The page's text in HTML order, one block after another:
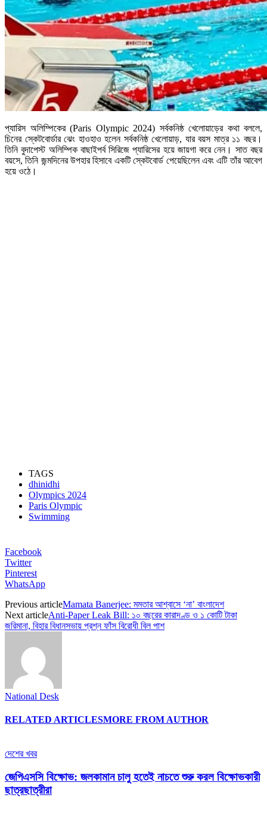
প্যারিস অলিম্পিকের (Paris Olympic 2024) সর্বকনিষ্ঠ খেলোয়াড়ের কথা বললে,
চিনের স্কেটবোর্ডার ঝেং হাওহাও হলেন সর্বকনিষ্ঠ খেলোয়াড়, যার বয়স মাত্র ১১ বছর।
তিনি বুদাপেস্ট অলিম্পিক বাছাইপর্ব সিরিজে প্যারিসের হয়ে জায়গা করে নেন। সাত বছর
বয়সে, তিনি জন্মদিনের উপহার হিসাবে একটি স্কেটবোর্ড পেয়েছিলেন এবং এটি তাঁর আবেগ
হয়ে ওঠে।
TAGS
dhinidhi
Olympics 2024
Paris Olympic
Swimming
Facebook
Twitter
Pinterest
WhatsApp
Previous articleMamata Banerjee: মমতার আশ্বাসে ‘না’ বাংলাদেশ
Next articleAnti-Paper Leak Bill: ১০ বছরের কারাদণ্ড ও ১ কোটি টাকা
জরিমানা, বিহার বিধানসভায় প্রশ্ন ফাঁস বিরোধী বিল পাশ
National Desk
RELATED ARTICLESMORE FROM AUTHOR
দেশের খবর
জেপিএসসি বিক্ষোভ: জলকামান চালু হতেই নাচতে শুরু করল বিক্ষোভকারী
ছাত্রছাত্রীরা